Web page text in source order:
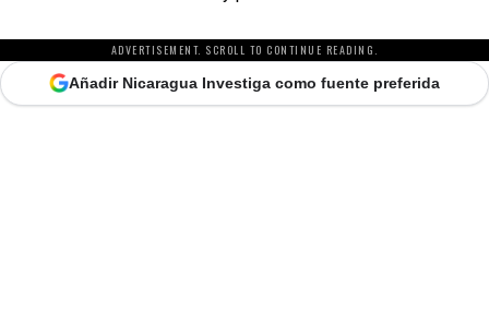
ADVERTISEMENT. SCROLL TO CONTINUE READING.
Añadir Nicaragua Investiga como fuente preferida